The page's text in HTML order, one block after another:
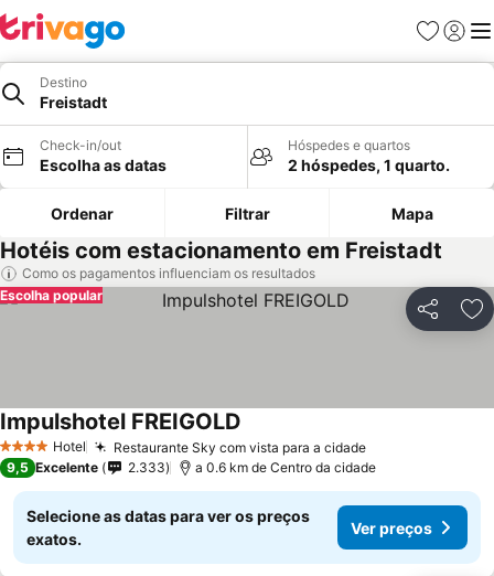
Favoritos
Iniciar
Destino
Freistadt
Check-in/out
Escolha as datas
Hóspedes e quartos
2 hóspedes, 1 quarto.
Ordenar Filtrar Mapa
Hotéis com estacionamento em Freistadt
Como os pagamentos influenciam os resultados
Partilhar
Escolha popular
4 EstrelasHotel Restaurante Sky com vista para a cidade
Impulshotel FREIGOLD
9,5 Excelente 2.333 a 0.6 km de Centro da cidade
Selecione as datas para ver os preços
exatos.
Ver preços